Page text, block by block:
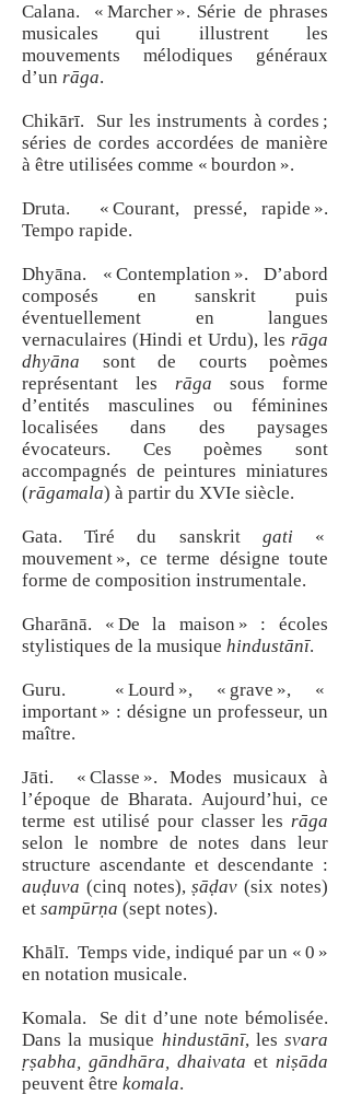
Calana. « Marcher ». Série de phrases
musicales qui illustrent les
mouvements mélodiques généraux
d’un rāga.
Chikārī. Sur les instruments à cordes ;
séries de cordes accordées de manière
à être utilisées comme « bourdon ».
Druta. « Courant, pressé, rapide ».
Tempo rapide.
Dhyāna. « Contemplation ». D’abord
composés en sanskrit puis
éventuellement en langues
vernaculaires (Hindi et Urdu), les rāga
dhyāna sont de courts poèmes
représentant les rāga sous forme
d’entités masculines ou féminines
localisées dans des paysages
évocateurs. Ces poèmes sont
accompagnés de peintures miniatures
(rāgamala) à partir du XVIe siècle.
Gata. Tiré du sanskrit gati «
mouvement », ce terme désigne toute
forme de composition instrumentale.
Gharānā. « De la maison » : écoles
stylistiques de la musique hindustānī.
Guru. « Lourd », « grave », «
important » : désigne un professeur, un
maître.
Jāti. « Classe ». Modes musicaux à
l’époque de Bharata. Aujourd’hui, ce
terme est utilisé pour classer les rāga
selon le nombre de notes dans leur
structure ascendante et descendante :
auḍuva (cinq notes),ṣāḍav (six notes)
et sampūrṇa (sept notes).
Khālī. Temps vide, indiqué par un « 0 »
en notation musicale.
Komala. Se dit d’une note bémolisée.
Dans la musique hindustānī, lessvara
ṛṣabha, gāndhāra, dhaivata et niṣāda
peuvent être komala.